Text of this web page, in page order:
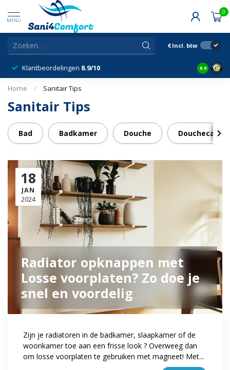
MENU
0
€ Incl. btw
Klantbeordelingen 8.9/10 8.9
Home / Sanitair Tips
Sanitair Tips
Bad Badkamer Douche
18
JAN
2024
Radiator opknappen met
Losse voorplaten? Zo doe je
snel en voordelig
Zijn je radiatoren in de badkamer, slaapkamer of de
woonkamer toe aan een frisse look ? Overweeg dan
om losse voorplaten te gebruiken met magneet! Met...